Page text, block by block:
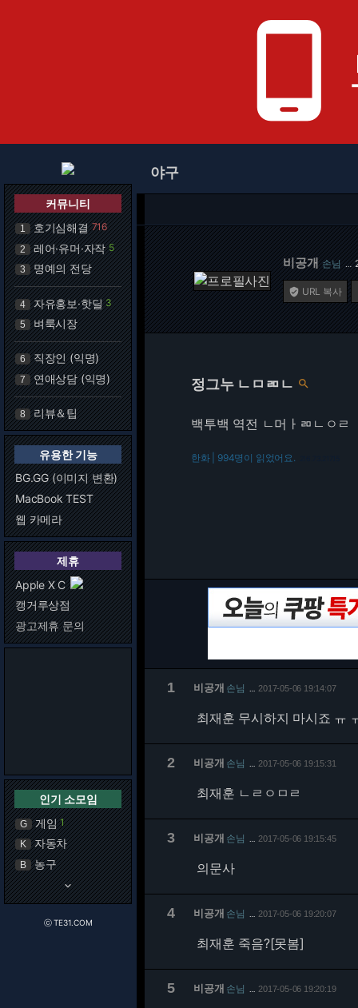
phone_android
커뮤니티
1 호기심해결 716
2 레어·유머·자작 5
3 명예의 전당
4 자유홍보·핫딜 3
5 벼룩시장
6 직장인 (익명)
7 연애상담 (익명)
8 리뷰＆팁
유용한 기능
BG.GG (이미지 변환)
MacBook TEST
웹 카메라
제휴
Apple X C
캥거루상점
광고제휴 문의
인기 소모임
G 게임 1
K 자동차
B 농구
keyboard_arrow_down
ⓒ TE31.COM
야구
비공개 손님 …
 URL 복사
정그누 ㄴㅁㄻㄴ 
백투백 역전 ㄴ머ㅏㄻㄴㅇㄹ
한화 | 994명이 읽었어요.
1 비공개 손님 2017-05-06 19:14:07
최재훈 무시하지 마시죠 ㅠ
2 비공개 손님 2017-05-06 19:15:31
최재훈 ㄴㄹㅇㅁㄹ
3 비공개 손님 2017-05-06 19:15:45
의문사
4 비공개 손님 2017-05-06 19:20:07
최재훈 죽음?[못봄]
5 비공개 손님 2017-05-06 19:20:19